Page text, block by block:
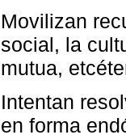
Movilizan
social, la
mutua,
Intentan
en forma